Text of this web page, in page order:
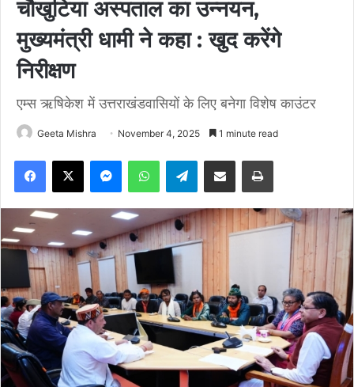
चौखुटिया अस्पताल का उन्नयन,
मुख्यमंत्री धामी ने कहा : खुद करेंगे
निरीक्षण
एम्स ऋषिकेश में उत्तराखंडवासियों के लिए बनेगा विशेष काउंटर
Geeta Mishra November 4, 2025 1 minute read
Facebook
X MessengerWhatsAppTelegramShare via Email Print